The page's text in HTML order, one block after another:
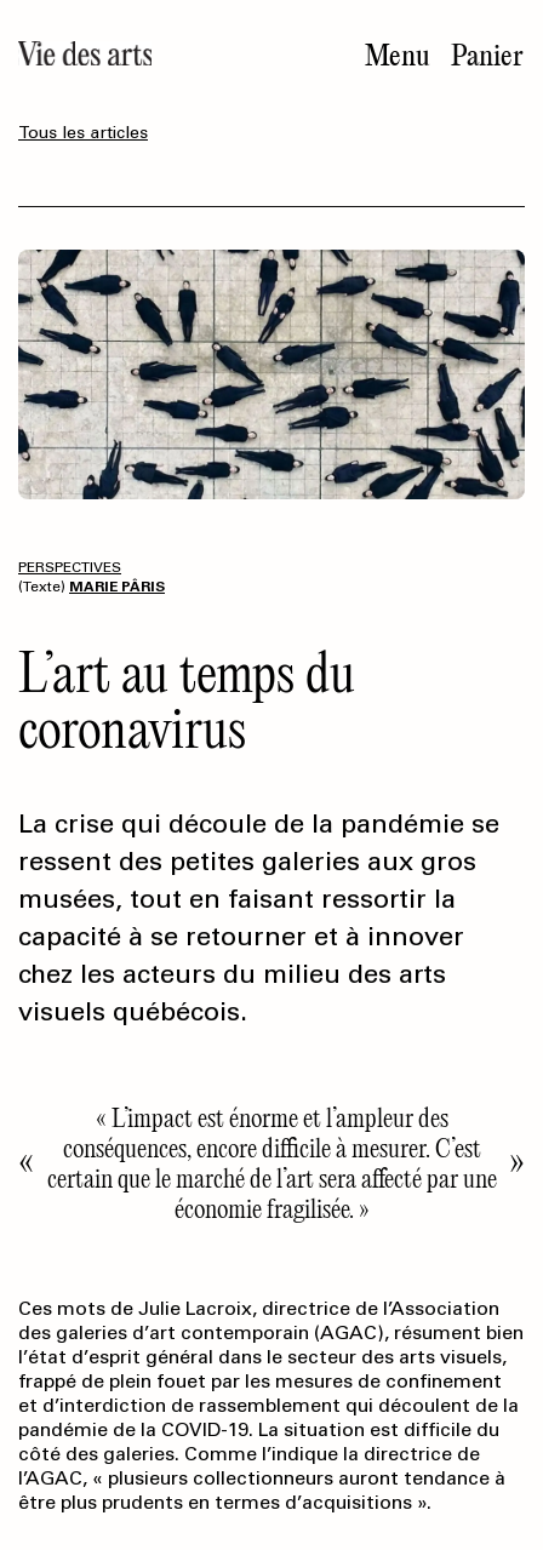
au
contenu
Menu Panier
Tous les articles
PERSPECTIVES
(Texte) MARIE PÂRIS
L’art au temps du
coronavirus
La crise qui découle de la pandémie se
ressent des petites galeries aux gros
musées, tout en faisant ressortir la
capacité à se retourner et à innover
chez les acteurs du milieu des arts
visuels québécois.
« L’impact est énorme et l’ampleur des
conséquences, encore difficile à mesurer. C’est
certain que le marché de l’art sera affecté par une
économie fragilisée. »
Ces mots de Julie Lacroix, directrice de l’Association
des galeries d’art contemporain (AGAC), résument bien
l’état d’esprit général dans le secteur des arts visuels,
frappé de plein fouet par les mesures de confinement
et d’interdiction de rassemblement qui découlent de la
pandémie de la COVID-19. La situation est difficile du
côté des galeries. Comme l’indique la directrice de
l’AGAC, « plusieurs collectionneurs auront tendance à
être plus prudents en termes d’acquisitions ».